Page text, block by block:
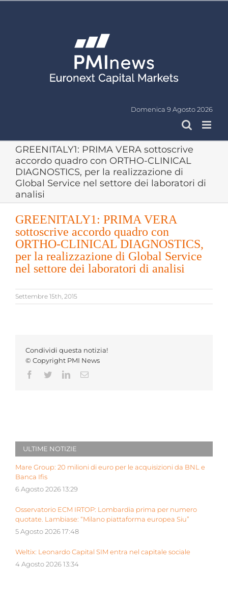
Domenica 9 Agosto 2026
GREENITALY1: PRIMA VERA sottoscrive
accordo quadro con ORTHO-CLINICAL
DIAGNOSTICS, per la realizzazione di
Global Service nel settore dei laboratori di
analisi
GREENITALY1: PRIMA VERA
sottoscrive accordo quadro con
ORTHO-CLINICAL DIAGNOSTICS,
per la realizzazione di Global Service
nel settore dei laboratori di analisi
Settembre 15th, 2015
Condividi questa notizia!
© Copyright PMI News
Facebook
TwitterLinkedInEmail
ULTIME NOTIZIE
Mare Group: 20 milioni di euro per le acquisizioni da BNL e
Banca Ifis
6 Agosto 2026 13:29
Osservatorio ECM IRTOP: Lombardia prima per numero
quotate. Lambiase: “Milano piattaforma europea Siu”
5 Agosto 2026 17:48
Weltix: Leonardo Capital SIM entra nel capitale sociale
4 Agosto 2026 13:34